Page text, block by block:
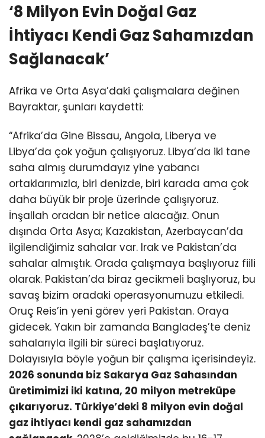
‘8 Milyon Evin Doğal Gaz
İhtiyacı Kendi Gaz Sahamızdan
Sağlanacak’
Afrika ve Orta Asya’daki çalışmalara değinen
Bayraktar, şunları kaydetti:
“Afrika’da Gine Bissau, Angola, Liberya ve
Libya’da çok yoğun çalışıyoruz. Libya’da iki tane
saha almış durumdayız yine yabancı
ortaklarımızla, biri denizde, biri karada ama çok
daha büyük bir proje üzerinde çalışıyoruz.
İnşallah oradan bir netice alacağız. Onun
dışında Orta Asya; Kazakistan, Azerbaycan’da
ilgilendiğimiz sahalar var. Irak ve Pakistan’da
sahalar almıştık. Orada çalışmaya başlıyoruz fiili
olarak. Pakistan’da biraz gecikmeli başlıyoruz, bu
savaş bizim oradaki operasyonumuzu etkiledi.
Oruç Reis’in yeni görev yeri Pakistan. Oraya
gidecek. Yakın bir zamanda Bangladeş’te deniz
sahalarıyla ilgili bir süreci başlatıyoruz.
Dolayısıyla böyle yoğun bir çalışma içerisindeyiz.
2026 sonunda biz Sakarya Gaz Sahasından
üretimimizi iki katına, 20 milyon metreküpe
çıkarıyoruz. Türkiye’deki 8 milyon evin doğal
gaz ihtiyacı kendi gaz sahamızdan